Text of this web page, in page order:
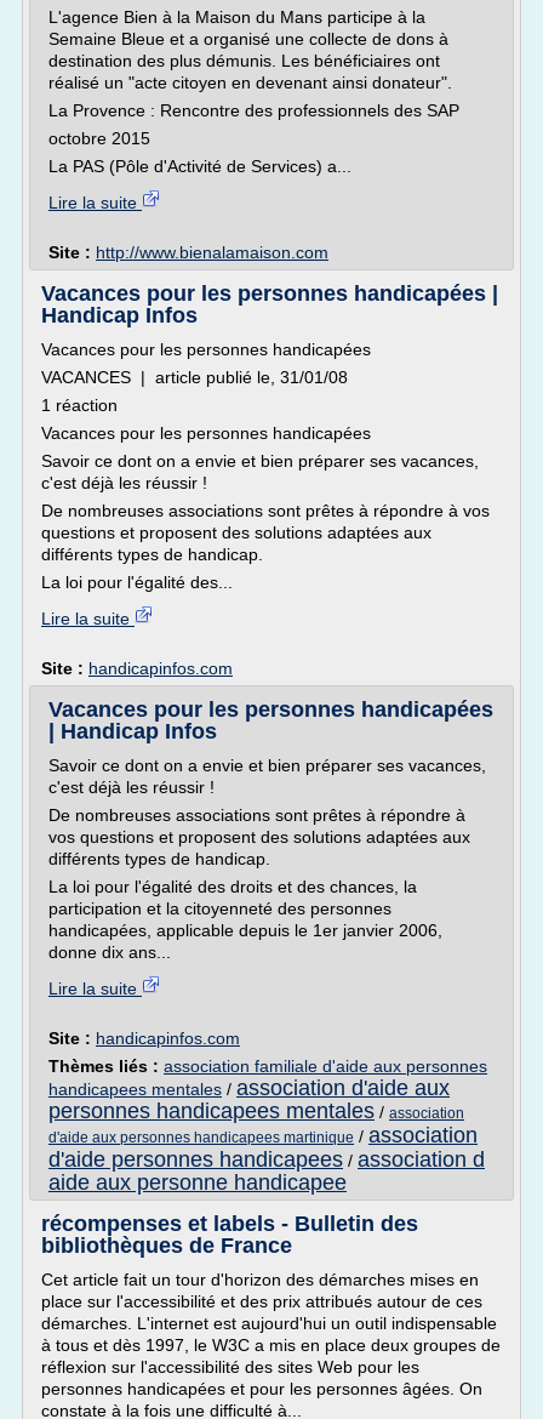
L'agence Bien à la Maison du Mans participe à la
Semaine Bleue et a organisé une collecte de dons à
destination des plus démunis. Les bénéficiaires ont
réalisé un "acte citoyen en devenant ainsi donateur".
La Provence : Rencontre des professionnels des SAP
octobre 2015
La PAS (Pôle d'Activité de Services) a...
Lire la suite
Site : http://www.bienalamaison.com
Vacances pour les personnes handicapées |
Handicap Infos
Vacances pour les personnes handicapées
VACANCES | article publié le, 31/01/08
1 réaction
Vacances pour les personnes handicapées
Savoir ce dont on a envie et bien préparer ses vacances,
c'est déjà les réussir !
De nombreuses associations sont prêtes à répondre à vos
questions et proposent des solutions adaptées aux
différents types de handicap.
La loi pour l'égalité des...
Lire la suite
Site : handicapinfos.com
Vacances pour les personnes handicapées
| Handicap Infos
Savoir ce dont on a envie et bien préparer ses vacances,
c'est déjà les réussir !
De nombreuses associations sont prêtes à répondre à
vos questions et proposent des solutions adaptées aux
différents types de handicap.
La loi pour l'égalité des droits et des chances, la
participation et la citoyenneté des personnes
handicapées, applicable depuis le 1er janvier 2006,
donne dix ans...
Lire la suite
Site : handicapinfos.com
Thèmes liés : association familiale d'aide aux personnes
handicapees mentales / association d'aide aux
personnes handicapees mentales / association
d'aide aux personnes handicapees martinique / association
d'aide personnes handicapees / association d
aide aux personne handicapee
récompenses et labels - Bulletin des
bibliothèques de France
Cet article fait un tour d'horizon des démarches mises en
place sur l'accessibilité et des prix attribués autour de ces
démarches. L'internet est aujourd'hui un outil indispensable
à tous et dès 1997, le W3C a mis en place deux groupes de
réflexion sur l'accessibilité des sites Web pour les
personnes handicapées et pour les personnes âgées. On
constate à la fois une difficulté à...